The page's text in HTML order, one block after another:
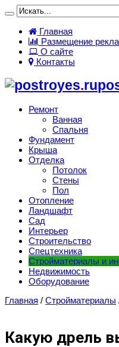
Главная
Размещение
О сайте
Контакты
Ремонт
Ванная
Спальня
Фундамент
Крыша
Отделка
Потолок
Стены
Пол
Отопление
Ландшафт
Сад
Интерьер
Строительство
Спецтехника
Стройматериалы и
Недвижимость
Оборудование
Главная / Стройматериалы
Какую дрель